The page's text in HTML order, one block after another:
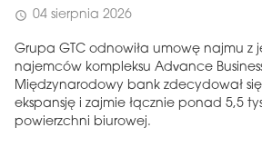
schedule 04 sierpnia 2026
Grupa GTC odnowiła umowę najmu z
najemców kompleksu Advance
Międzynarodowy bank zdecydował
ekspansję i zajmie łącznie ponad 5,5
powierzchni biurowej.